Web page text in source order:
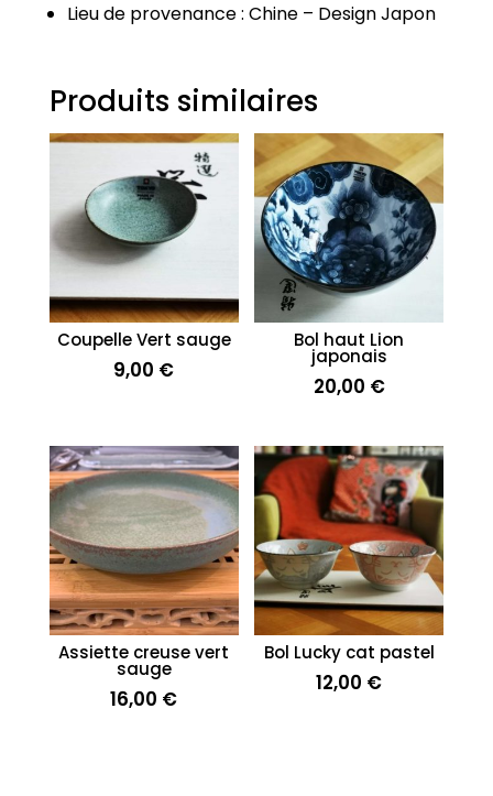
Lieu de provenance : Chine – Design Japon
Produits similaires
Coupelle Vert sauge
9,00 €
Bol haut Lion
japonais
20,00 €
Assiette creuse vert
sauge
16,00 €
Bol Lucky cat pastel
12,00 €